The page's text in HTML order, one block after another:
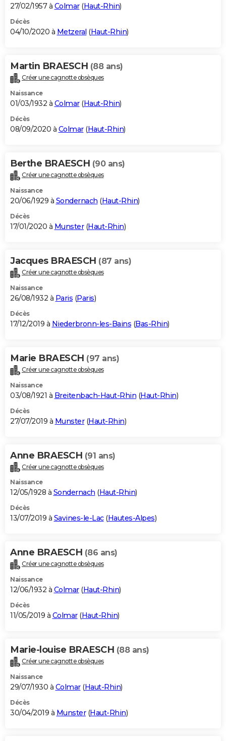
27/02/1957 à Colmar(Haut-Rhin)
Décès
04/10/2020 à Metzeral (Haut-Rhin)
Martin BRAESCH (88 ans)
Créer une cagnotte obsèques
Naissance
01/03/1932 à Colmar(Haut-Rhin)
Décès
08/09/2020 à Colmar(Haut-Rhin)
Berthe BRAESCH (90 ans)
Créer une cagnotte obsèques
Naissance
20/06/1929 à Sondernach (Haut-Rhin)
Décès
17/01/2020 à Munster(Haut-Rhin)
Jacques BRAESCH (87 ans)
Créer une cagnotte obsèques
Naissance
26/08/1932 à Paris (Paris)
Décès
17/12/2019 à Niederbronn-les-Bains (Bas-Rhin)
Marie BRAESCH (97 ans)
Créer une cagnotte obsèques
Naissance
03/08/1921 à Breitenbach-Haut-Rhin (Haut-Rhin)
Décès
27/07/2019 à Munster(Haut-Rhin)
Anne BRAESCH (91 ans)
Créer une cagnotte obsèques
Naissance
12/05/1928 à Sondernach (Haut-Rhin)
Décès
13/07/2019 à Savines-le-Lac(Hautes-Alpes)
Anne BRAESCH (86 ans)
Créer une cagnotte obsèques
Naissance
12/06/1932 à Colmar(Haut-Rhin)
Décès
11/05/2019 à Colmar(Haut-Rhin)
Marie-louise BRAESCH (88 ans)
Créer une cagnotte obsèques
Naissance
29/07/1930 à Colmar(Haut-Rhin)
Décès
30/04/2019 à Munster(Haut-Rhin)